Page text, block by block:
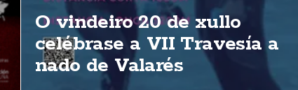
O vindeiro 20 de xullo
celébrase a VII Travesía a
nado de Valarés